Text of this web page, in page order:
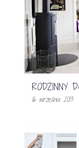
RODZINNY
16 września 2013